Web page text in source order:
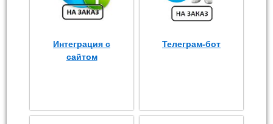
Интеграция с
сайтом
Телеграм-бот